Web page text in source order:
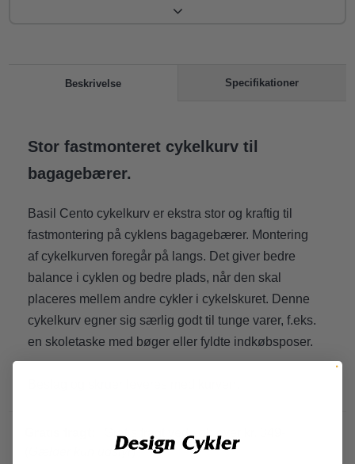
Beskrivelse Specifikationer
Stor fastmonteret cykelkurv til
bagagebærer.
Basil Cento cykelkurv er ekstra stor og kraftig til
fastmontering på cyklens bagagebærer. Montering
af cykelkurven foregår på langs. Det giver bedre
balance i cyklen og bedre plads, når den skal
placeres mellem andre cykler i cykelskuret. Denne
cykelkurv egner sig særlig godt til tunge varer, f.eks.
en skoletaske med bøger eller fyldte indkøbsposer.
Gratis fragt ved køb over kr. 349-
Gælder kun udstyr)